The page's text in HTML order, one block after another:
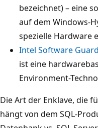
bezeichnet) – eine
auf dem Windows-
spezielle Hardware
Intel Software
ist eine
Environment-
Die Art der Enklave, die
hängt von dem SQL-